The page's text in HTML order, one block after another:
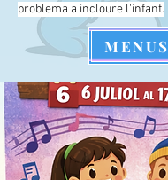
problema a incloure l'infant.
MENUS